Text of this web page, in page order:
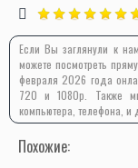
Если Вы заглянули к
можете посмотреть
февраля 2026 года
720 и 1080p. Также
компьютера, телефона, и
Похожие: